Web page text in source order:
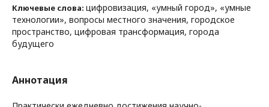
Ключевые слова: цифровизация, «умный город», «умные
технологии», вопросы местного значения, городское
пространство, цифровая трансформация, города
будущего
Аннотация